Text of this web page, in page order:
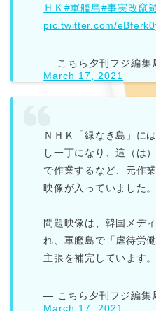
ＨＫ #軍艦島#事実改竄
pic.twitter.com/
— こちら夕刊フジ編
March 17, 2021
ＮＨＫ「緑なき島」に
し一丁になり、這（は
で作業するなど、元作
映像が入っていました。
問題映像は、韓国メデ
れ、軍艦島で「虐待労
主張を補完しています。
— こちら夕刊フジ編
March 17, 2021